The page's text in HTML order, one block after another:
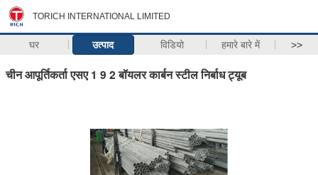
TORICH INTERNATIONAL LIMITED
घर उत्पाद विडियो हमारे बारे में >>
चीन आपूर्तिकर्ता एसए 1 9 2 बॉयलर कार्बन स्टील निर्बाध ट्यूब